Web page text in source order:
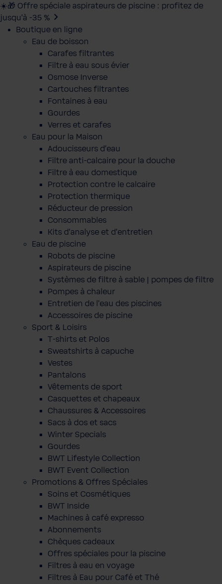
☀️🎁 Offre spéciale aspirateurs de piscine : profitez de
jusqu’à -35 %
Boutique en ligne
Eau de boisson
Carafes filtrantes
Filtre à eau sous évier
Osmose Inverse
Cartouches filtrantes
Fontaines à eau
Gourdes
Verres et carafes
Eau pour la Maison
Adoucisseurs d'eau
Filtre anti-calcaire pour la douche
Filtre à eau domestique
Protection contre le calcaire
Protection thermique
Réducteur de pression
Consommables
Kits d'analyse et d'entretien
Eau de piscine
Robots de piscine
Aspirateurs de piscine
Systèmes de filtre à sable | pompes de filtre
Pompes à chaleur
Entretien de l'eau des piscines
Accessoires de piscine
Sport & Loisirs
T-shirts et Polos
Sweatshirts à capuche
Vestes
Pantalons
Vêtements de sport
Casquettes et chapeaux
Chaussures & Accessoires
Sacs à dos et sacs
Winter Specials
Gourdes
BWT Lifestyle Collection
BWT Event Collection
Promotions & Offres Spéciales
Soins et Cosmétiques
BWT Inside
Machines à café expresso
Abonnements
Chèques cadeaux
Offres spéciales pour la piscine
Filtres à eau en voyage
Filtres à Eau pour Café et Thé